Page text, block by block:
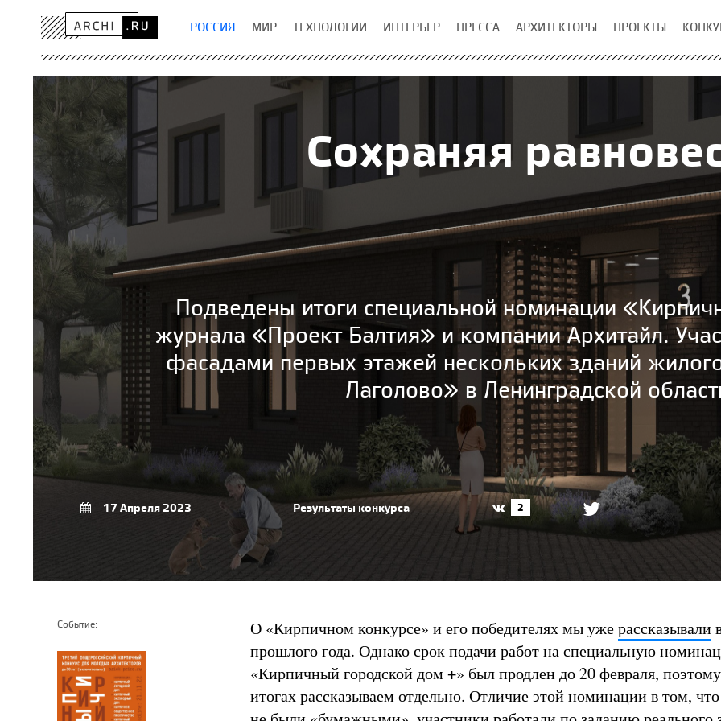
РОССИЯ МИР ТЕХНОЛОГИИ ИНТЕРЬЕР ПРЕССА АРХИТЕКТОРЫ ПРОЕКТЫ
Сохраняя
Подведены итоги специальной номинации
журнала «Проект Балтия» и компании Архитайл.
фасадами первых этажей нескольких зданий
Лаголово» в Ленинградской
17 Апреля 2023 Результаты конкурса 2
Событие: О «Кирпичном конкурсе» и его победителях мы ужерассказывали
прошлого года. Однако срок подачи работ на специальную
«Кирпичный городской дом +» был продлен до 20 февраля,
итогах рассказываем отдельно. Отличие этой номинации в том,